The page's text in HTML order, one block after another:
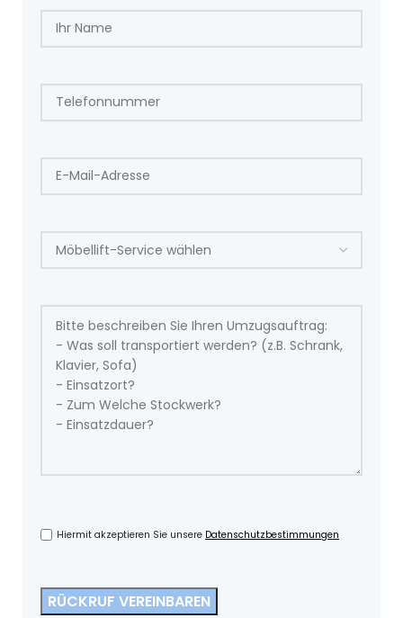
Hiermit akzeptieren Sie unsere Datenschutzbestimmungen